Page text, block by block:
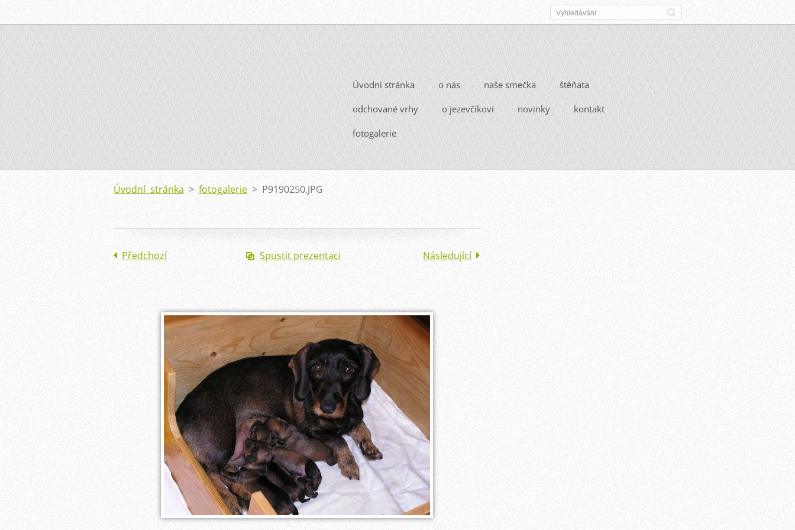
Úvodní stránka o nás naše smečka štěňata
odchované vrhy o jezevčíkovi novinky kontakt
fotogalerie
Úvodní stránka > fotogalerie > P9190250.JPG
Předchozí Spustit prezentaci Následující